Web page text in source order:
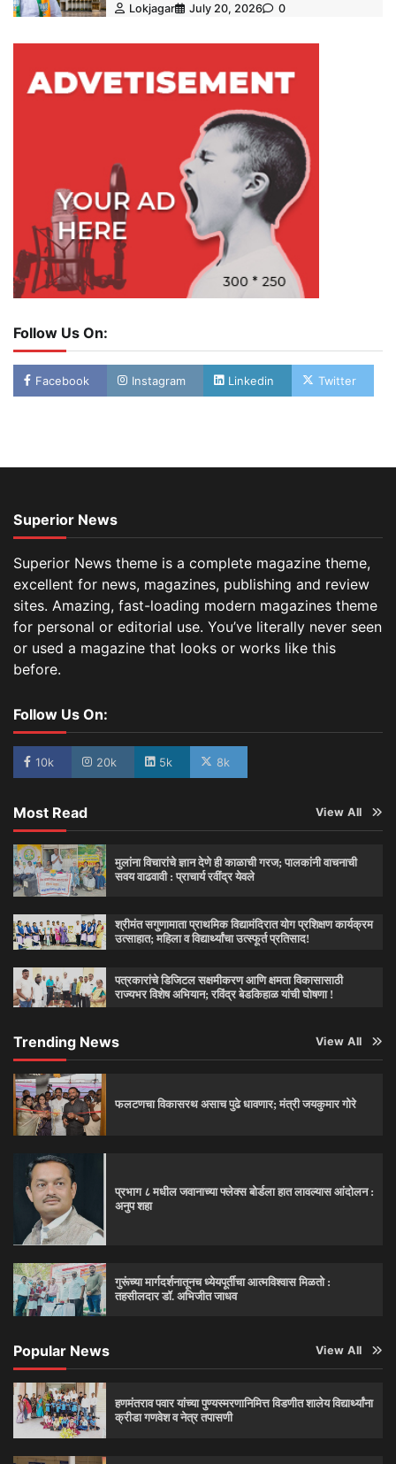
Lokjagar
July 20, 2026 0
Follow Us On:
Facebook Instagram Linkedin Twitter
Superior News
Superior News theme is a complete magazine theme,
excellent for news, magazines, publishing and review
sites. Amazing, fast-loading modern magazines theme
for personal or editorial use. You’ve literally never seen
or used a magazine that looks or works like this
before.
Follow Us On:
10k 20k 5k 8k
Most Read View All
मुलांना विचारांचे ज्ञान देणे ही काळाची गरज; पालकांनी वाचनाची
सवय वाढवावी : प्राचार्य रवींद्र येवले
श्रीमंत सगुणामाता प्राथमिक विद्यामंदिरात योग प्रशिक्षण कार्यक्रम
उत्साहात; महिला व विद्यार्थ्यांचा उत्स्फूर्त प्रतिसाद!
पत्रकारांचे डिजिटल सक्षमीकरण आणि क्षमता विकासासाठी
राज्यभर विशेष अभियान; रविंद्र बेडकिहाळ यांची घोषणा !
Trending News View All
फलटणचा विकासरथ असाच पुढे धावणार; मंत्री जयकुमार गोरे
प्रभाग ८ मधील जवानाच्या फ्लेक्स बोर्डला हात लावल्यास आंदोलन :
अनुप शहा
गुरूंच्या मार्गदर्शनातूनच ध्येयपूर्तीचा आत्मविश्‍वास मिळतो :
तहसीलदार डॉ. अभिजीत जाधव
Popular News View All
हणमंतराव पवार यांच्या पुण्यस्मरणानिमित्त विडणीत शालेय विद्यार्थ्यांना
क्रीडा गणवेश व नेत्र तपासणी